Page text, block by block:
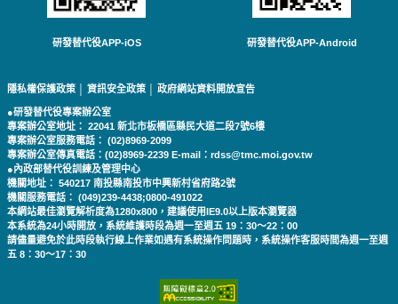
研發替代役APP-iOS 研發替代役APP-Android
隱私權保護政策 資訊安全政策 政府網站資料開放宣告
●研發替代役專案辦公室
專案辦公室地址： 22041 新北市板橋區縣民大道二段7號6樓
專案辦公室服務電話： (02)8969-2099
專案辦公室傳真電話：(02)8969-2239 E-mail：rdss@tmc.moi.gov.tw
●內政部替代役訓練及管理中心
機關地址： 540217 南投縣南投市中興新村省府路2號
機關服務電話： (049)239-4438;0800-491022
本網站最佳瀏覽解析度為1280x800，建議使用IE9.0以上版本瀏覽器
本系統為24小時開放，系統維護時段為週一至週五 19：30～22：00
請儘量避免於此時段執行線上作業如遇有系統操作問題時，系統操作客服時間為週一至週
五 8：30～17：30